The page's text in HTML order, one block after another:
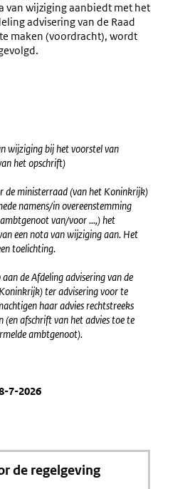
Kb
van wijziging aanbiedt met het
advisering van de Raad
maken (voordracht), wordt
wijziging bij het voorstel van
het opschrift)
de ministerraad (van het Koninkrijk)
namens/in overeenstemming
van/voor ...,) het
een nota van wijziging aan. Het
toelichting.
de Afdeling advisering van de
ter advisering voor te
haar advies rechtstreeks
(en afschrift van het advies toe te
ambtgenoot).
7-2026
de regelgeving